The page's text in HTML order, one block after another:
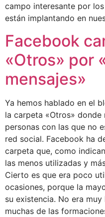
campo interesante por
están implantando en
Facebook
«Otros» por
mensajes»
Ya hemos hablado en el
la carpeta «Otros» donde
personas con las que no
red social. Facebook ha
carpeta que, como
las menos utilizadas y
Cierto es que era poco
ocasiones, porque la
su existencia. No era
muchas de las